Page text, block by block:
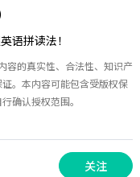
语拼读法！
容的真实性、合法性、知识产
。本内容可能包含受版权保
确认授权范围。
关注